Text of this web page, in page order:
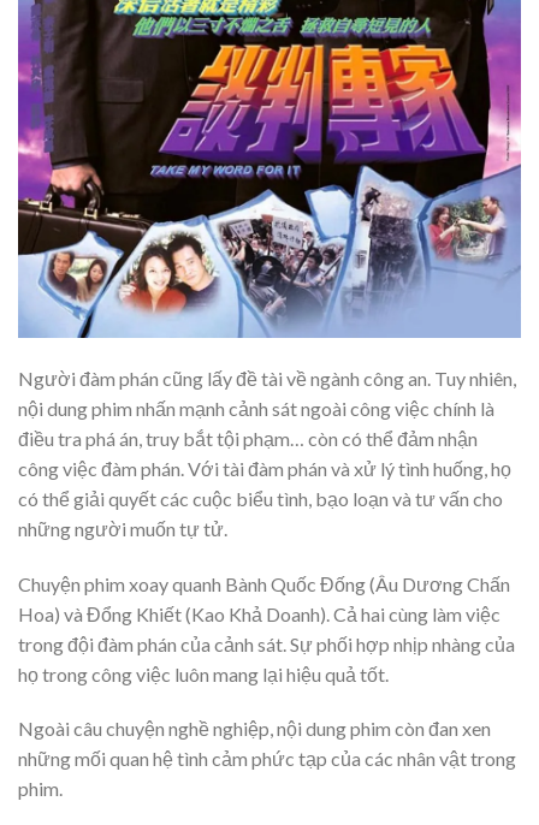
Người đàm phán cũng lấy đề tài về ngành công an. Tuy nhiên,
nội dung phim nhấn mạnh cảnh sát ngoài công việc chính là
điều tra phá án, truy bắt tội phạm… còn có thể đảm nhận
công việc đàm phán. Với tài đàm phán và xử lý tình huống, họ
có thể giải quyết các cuộc biểu tình, bạo loạn và tư vấn cho
những người muốn tự tử.
Chuyện phim xoay quanh Bành Quốc Đống (Âu Dương Chấn
Hoa) và Đổng Khiết (Kao Khả Doanh). Cả hai cùng làm việc
trong đội đàm phán của cảnh sát. Sự phối hợp nhịp nhàng của
họ trong công việc luôn mang lại hiệu quả tốt.
Ngoài câu chuyện nghề nghiệp, nội dung phim còn đan xen
những mối quan hệ tình cảm phức tạp của các nhân vật trong
phim.